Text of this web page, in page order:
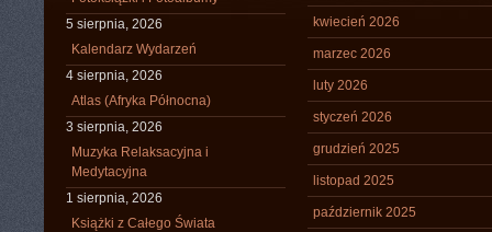
5 sierpnia, 2026
Kalendarz Wydarzeń
4 sierpnia, 2026
Atlas (Afryka Północna)
3 sierpnia, 2026
Muzyka Relaksacyjna i
Medytacyjna
1 sierpnia, 2026
Książki z Całego Świata
kwiecień 2026
marzec 2026
luty 2026
styczeń 2026
grudzień 2025
listopad 2025
październik 2025